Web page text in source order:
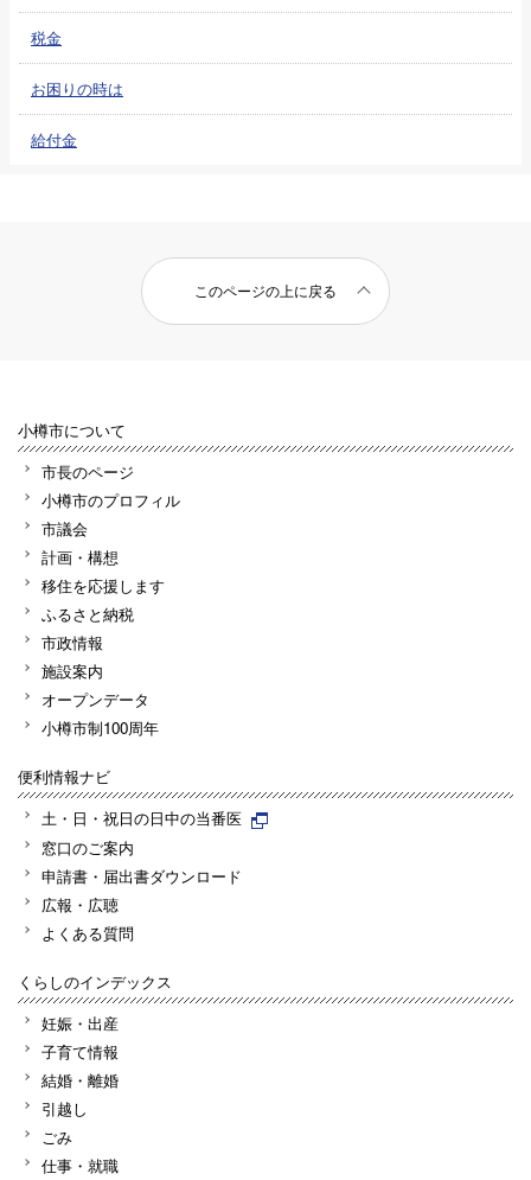
税金
お困りの時は
給付金
このページの上に戻る
小樽市について
市長のページ
小樽市のプロフィル
市議会
計画・構想
移住を応援します
ふるさと納税
市政情報
施設案内
オープンデータ
小樽市制100周年
便利情報ナビ
土・日・祝日の日中の当番医
窓口のご案内
申請書・届出書ダウンロード
広報・広聴
よくある質問
くらしのインデックス
妊娠・出産
子育て情報
結婚・離婚
引越し
ごみ
仕事・就職